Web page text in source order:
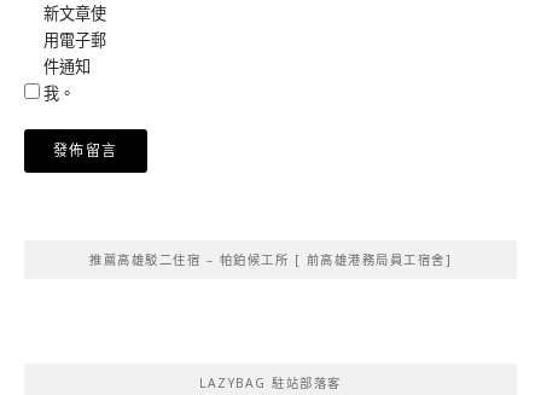
新文章使
用電子郵
件通知
我。
推薦高雄駁二住宿 – 帕鉑候工所 [ 前高雄港務局員工宿舍]
LAZYBAG 駐站部落客